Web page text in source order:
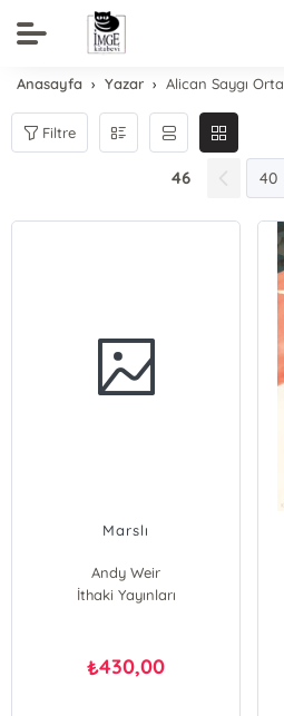
Anasayfa Yazar Alican Saygı
Filtre
46
Marslı
Andy Weir
İthaki Yayınları
₺430,00